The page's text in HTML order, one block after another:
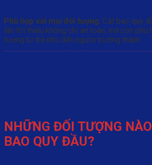
Phù hợp với mọi đối tượng: Cắt bao quy
lấn tối thiểu không chỉ an toàn, mà còn
tượng từ trẻ nhỏ đến người trưởng thành.
NHỮNG ĐỐI TƯỢNG
BAO QUY ĐẦU?